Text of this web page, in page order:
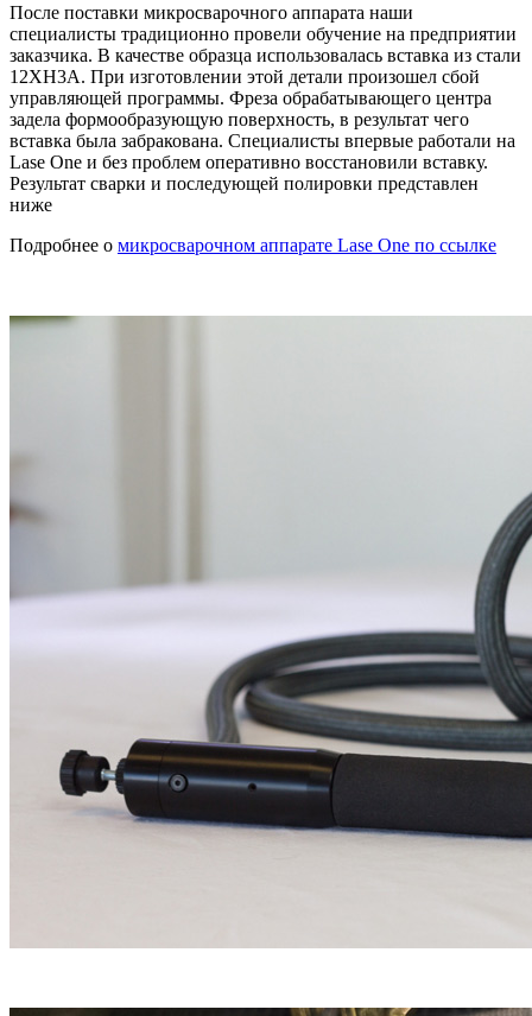
После поставки микросварочного аппарата наши
специалисты традиционно провели обучение на предприятии
заказчика. В качестве образца использовалась вставка из стали
12ХН3А. При изготовлении этой детали произошел сбой
управляющей программы. Фреза обрабатывающего центра
задела формообразующую поверхность, в результат чего
вставка была забракована. Специалисты впервые работали на
Lase One и без проблем оперативно восстановили вставку.
Результат сварки и последующей полировки представлен
ниже
Подробнее о микросварочном аппарате Lase One по ссылке